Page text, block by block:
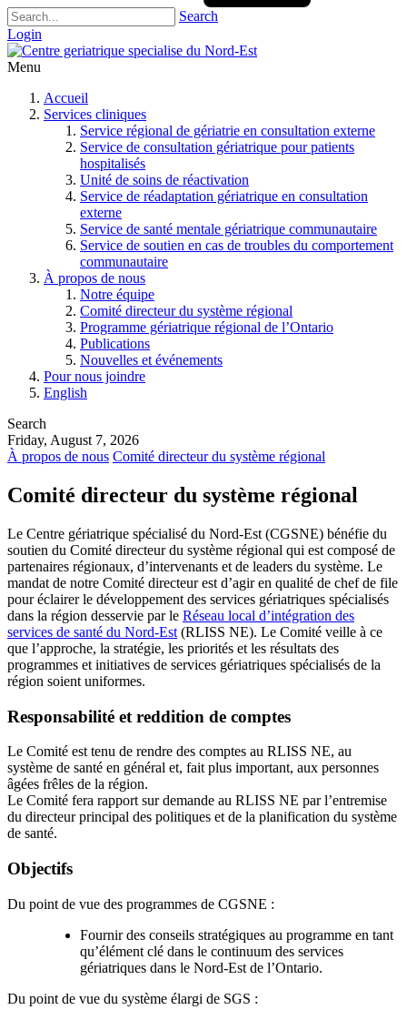
Search
Login
Menu
Accueil
Services cliniques
Service régional de gériatrie en consultation externe
Service de consultation gériatrique pour patients
hospitalisés
Unité de soins de réactivation
Service de réadaptation gériatrique en consultation
externe
Service de santé mentale gériatrique communautaire
Service de soutien en cas de troubles du comportement
communautaire
À propos de nous
Notre équipe
Comité directeur du système régional
Programme gériatrique régional de l’Ontario
Publications
Nouvelles et événements
Pour nous joindre
English
Search
Friday, August 7, 2026
À propos de nous Comité directeur du système régional
Comité directeur du système régional
Le Centre gériatrique spécialisé du Nord-Est (CGSNE) bénéfie du
soutien du Comité directeur du système régional qui est composé de
partenaires régionaux, d’intervenants et de leaders du système. Le
mandat de notre Comité directeur est d’agir en qualité de chef de file
pour éclairer le développement des services gériatriques spécialisés
dans la région desservie par le Réseau local d’intégration des
services de santé du Nord-Est (RLISS NE). Le Comité veille à ce
que l’approche, la stratégie, les priorités et les résultats des
programmes et initiatives de services gériatriques spécialisés de la
région soient uniformes.
Responsabilité et reddition de comptes
Le Comité est tenu de rendre des comptes au RLISS NE, au
système de santé en général et, fait plus important, aux personnes
âgées frêles de la région.
Le Comité fera rapport sur demande au RLISS NE par l’entremise
du directeur principal des politiques et de la planification du système
de santé.
Objectifs
Du point de vue des programmes de CGSNE :
Fournir des conseils stratégiques au programme en tant
qu’élément clé dans le continuum des services
gériatriques dans le Nord-Est de l’Ontario.
Du point de vue du système élargi de SGS :